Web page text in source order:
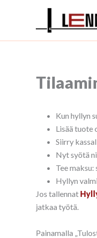
Kun hyllyn
Lisää tuote
Siirry
Nyt syötä
Tee
Hyllyn
Jos tallennat
jatkaa työtä.
Painamalla